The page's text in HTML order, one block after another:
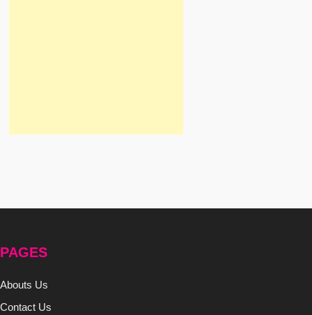
PAGES
Abouts Us
Contact Us